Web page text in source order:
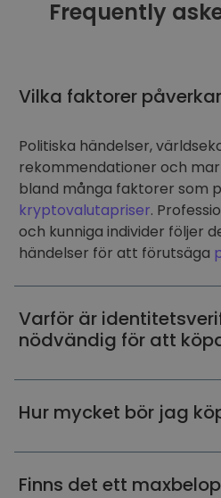
Frequently
Vilka faktorer
Politiska händelser,
rekommendationer och
bland många faktorer som
kryptovalutapriser.
och kunniga individer följer
händelser för att förutsäga
Varför är
nödvändig för att
Hur mycket bör jag
Finns det ett